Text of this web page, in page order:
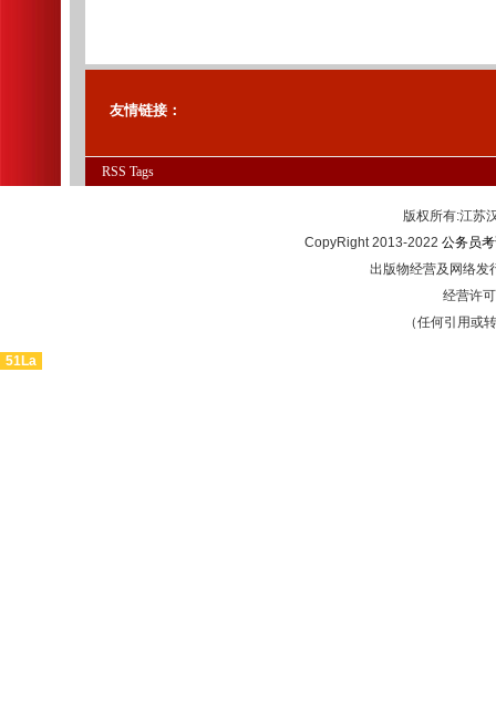
友情链接：
RSS Tags
版权所有:江
CopyRight 2013-2022 公务员
出版物经营及网络发
经营许
（任何引用或
51La